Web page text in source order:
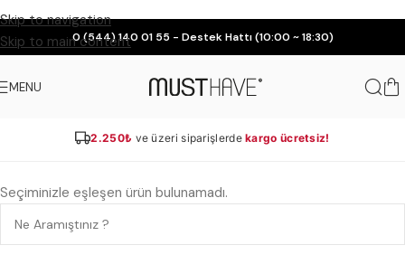
Skip to navigation
Skip to main content0 (544) 140 01 55 - Destek Hattı (10:00 ~ 18:30)
MENU
2.250₺ ve üzeri siparişlerdekargo ücretsiz!
Seçiminizle eşleşen ürün bulunamadı.